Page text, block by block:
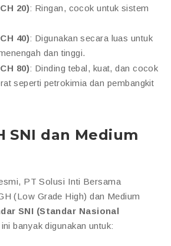
20): Ringan, cocok untuk sistem
40): Digunakan secara luas untuk
dan tinggi.
80): Dinding tebal, kuat, dan cocok
seperti petrokimia dan pembangkit
SNI dan Medium
PT Solusi Inti Bersama
(Low Grade High) dan Medium
SNI (Standar Nasional
banyak digunakan untuk: